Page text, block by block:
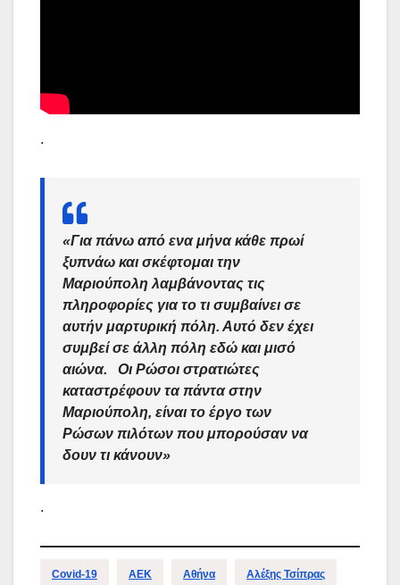
.
«Για πάνω από ενα μήνα κάθε πρωί
ξυπνάω και σκέφτομαι την
Μαριούπολη λαμβάνοντας τις
πληροφορίες για το τι συμβαίνει σε
αυτήν μαρτυρική πόλη. Αυτό δεν έχει
συμβεί σε άλλη πόλη εδώ και μισό
αιώνα. Οι Ρώσοι στρατιώτες
καταστρέφουν τα πάντα στην
Μαριούπολη, είναι το έργο των
Ρώσων πιλότων που μπορούσαν να
δουν τι κάνουν»
.
Covid-19 ΑΕΚ Αθήνα Αλέξης Τσίπρας